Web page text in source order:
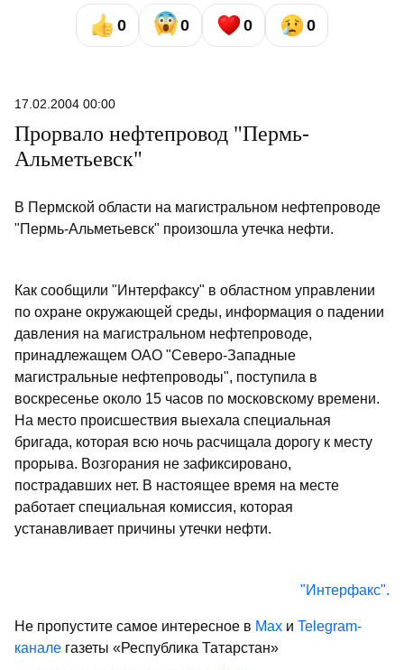
0 0 0 0
17.02.2004 00:00
Прорвало нефтепровод "Пермь-
Альметьевск"
В Пермской области на магистральном нефтепроводе
"Пермь-Альметьевск" произошла утечка нефти.
Как сообщили "Интерфаксу" в областном управлении
по охране окружающей среды, информация о падении
давления на магистральном нефтепроводе,
принадлежащем ОАО "Северо-Западные
магистральные нефтепроводы", поступила в
воскресенье около 15 часов по московскому времени.
На место происшествия выехала специальная
бригада, которая всю ночь расчищала дорогу к месту
прорыва. Возгорания не зафиксировано,
пострадавших нет. В настоящее время на месте
работает специальная комиссия, которая
устанавливает причины утечки нефти.
"Интерфакс".
Не пропустите самое интересное в Max и Telegram-
канале газеты «Республика Татарстан»